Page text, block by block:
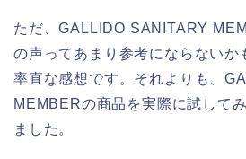
ただ、GALLIDO SANITARY
の声ってあまり参考にならないか
率直な感想です。それよりも、
MEMBERの商品を実際に試して
ました。